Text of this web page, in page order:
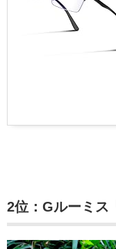
2位：Gルーミス